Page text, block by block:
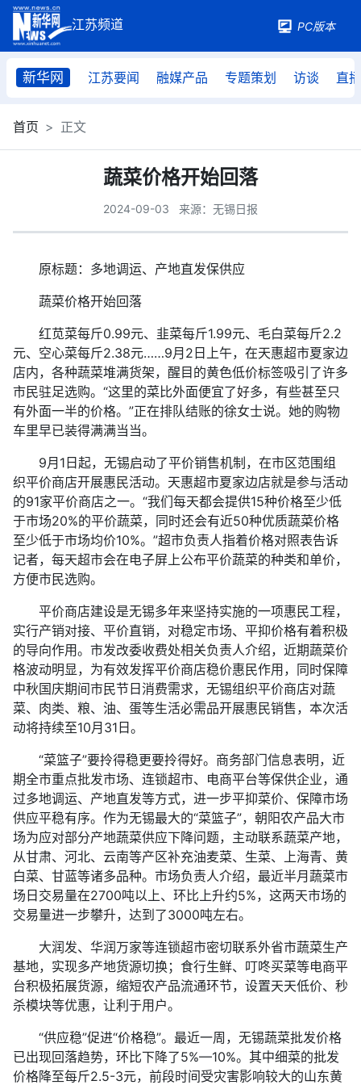
PC版本
新华网 江苏要闻 融媒产品 专题策划 访谈 直播
首页 正文
蔬菜价格开始回落
2024-09-03 来源：无锡日报
原标题：多地调运、产地直发保供应
蔬菜价格开始回落
红苋菜每斤0.99元、韭菜每斤1.99元、毛白菜每斤2.2
元、空心菜每斤2.38元……9月2日上午，在天惠超市夏家边
店内，各种蔬菜堆满货架，醒目的黄色低价标签吸引了许多
市民驻足选购。“这里的菜比外面便宜了好多，有些甚至只
有外面一半的价格。”正在排队结账的徐女士说。她的购物
车里早已装得满满当当。
9月1日起，无锡启动了平价销售机制，在市区范围组
织平价商店开展惠民活动。天惠超市夏家边店就是参与活动
的91家平价商店之一。“我们每天都会提供15种价格至少低
于市场20%的平价蔬菜，同时还会有近50种优质蔬菜价格
至少低于市场均价10%。”超市负责人指着价格对照表告诉
记者，每天超市会在电子屏上公布平价蔬菜的种类和单价，
方便市民选购。
平价商店建设是无锡多年来坚持实施的一项惠民工程，
实行产销对接、平价直销，对稳定市场、平抑价格有着积极
的导向作用。市发改委收费处相关负责人介绍，近期蔬菜价
格波动明显，为有效发挥平价商店稳价惠民作用，同时保障
中秋国庆期间市民节日消费需求，无锡组织平价商店对蔬
菜、肉类、粮、油、蛋等生活必需品开展惠民销售，本次活
动将持续至10月31日。
“菜篮子”要拎得稳更要拎得好。商务部门信息表明，近
期全市重点批发市场、连锁超市、电商平台等保供企业，通
过多地调运、产地直发等方式，进一步平抑菜价、保障市场
供应平稳有序。作为无锡最大的“菜篮子”，朝阳农产品大市
场为应对部分产地蔬菜供应下降问题，主动联系蔬菜产地，
从甘肃、河北、云南等产区补充油麦菜、生菜、上海青、黄
白菜、甘蓝等诸多品种。市场负责人介绍，最近半月蔬菜市
场日交易量在2700吨以上、环比上升约5%，这两天市场的
交易量进一步攀升，达到了3000吨左右。
大润发、华润万家等连锁超市密切联系外省市蔬菜生产
基地，实现多产地货源切换；食行生鲜、叮咚买菜等电商平
台积极拓展货源，缩短农产品流通环节，设置天天低价、秒
杀模块等优惠，让利于用户。
“供应稳”促进“价格稳”。最近一周，无锡蔬菜批发价格
已出现回落趋势，环比下降了5%—10%。其中细菜的批发
价格降至每斤2.5-3元，前段时间受灾害影响较大的山东黄